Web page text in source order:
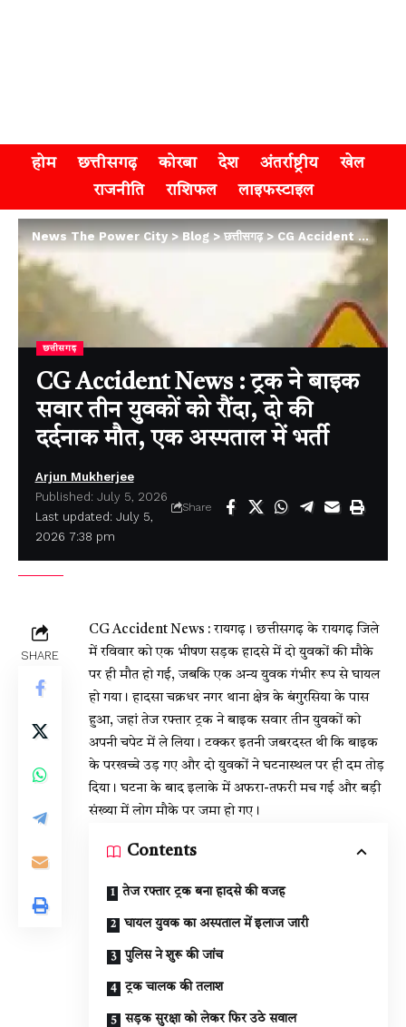
होम छत्तीसगढ़ कोरबा देश अंतर्राष्ट्रीय
खेल
राजनीति
राशिफल लाइफस्टाइल
News The Power City>Blog>छत्तीसगढ़>CG Accident News : ट्रक ने बाइक सवार तीन युवकों को रौंदा, दो की दर्दनाक मौत, एक अस्पताल में भर्ती
छत्तीसगढ़
CG Accident News : ट्रक ने बाइक
सवार तीन युवकों को रौंदा, दो की
दर्दनाक मौत, एक अस्पताल में भर्ती
Last updated: July 5,
2026 7:38 pm
Arjun Mukherjee
Published: July 5, 2026
Share
SHARE
CG Accident News : रायगढ़। छत्तीसगढ़ के रायगढ़ जिले
में रविवार को एक भीषण सड़क हादसे में दो युवकों की मौके
पर ही मौत हो गई, जबकि एक अन्य युवक गंभीर रूप से घायल
हो गया। हादसा चक्रधर नगर थाना क्षेत्र के बंगुरसिया के पास
हुआ, जहां तेज रफ्तार ट्रक ने बाइक सवार तीन युवकों को
अपनी चपेट में ले लिया। टक्कर इतनी जबरदस्त थी कि बाइक
के परखच्चे उड़ गए और दो युवकों ने घटनास्थल पर ही दम तोड़
दिया। घटना के बाद इलाके में अफरा-तफरी मच गई और बड़ी
संख्या में लोग मौके पर जमा हो गए।
Contents
तेज रफ्तार ट्रक बना हादसे की वजह
घायल युवक का अस्पताल में इलाज जारी
पुलिस ने शुरू की जांच
ट्रक चालक की तलाश
सड़क सुरक्षा को लेकर फिर उठे सवाल